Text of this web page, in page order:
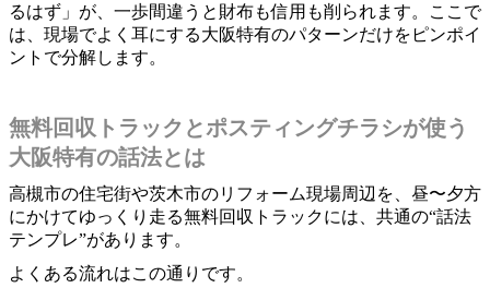
るはず」が、一歩間違うと財布も信用も削られます。ここで
は、現場でよく耳にする大阪特有のパターンだけをピンポイ
ントで分解します。
無料回収トラックとポスティングチラシが使う
大阪特有の話法とは
高槻市の住宅街や茨木市のリフォーム現場周辺を、昼〜夕方
にかけてゆっくり走る無料回収トラックには、共通の“話法
テンプレ”があります。
よくある流れはこの通りです。